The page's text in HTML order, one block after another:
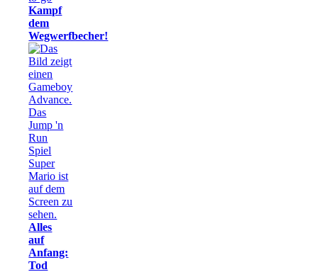
Kampf
dem
Wegwerfbecher!
Alles
auf
Anfang:
Tod